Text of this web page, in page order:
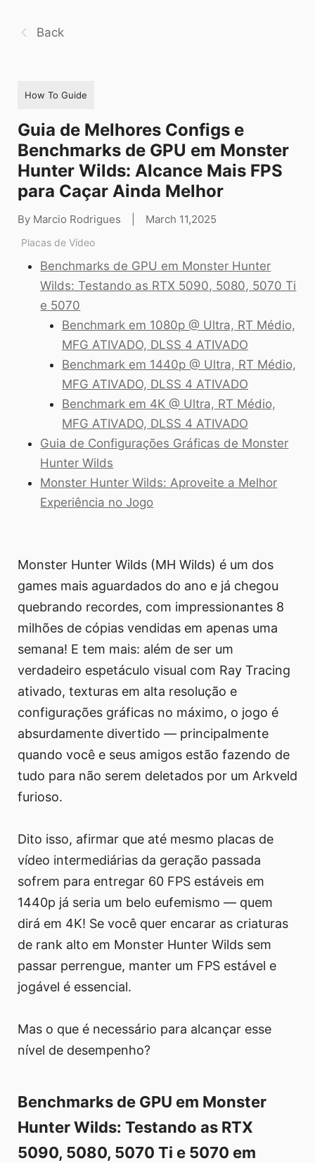
Back
How To Guide
Guia de Melhores Configs e
Benchmarks de GPU em Monster
Hunter Wilds: Alcance Mais FPS
para Caçar Ainda Melhor
By Marcio Rodrigues March 11,2025
Placas de Vídeo
Benchmarks de GPU em Monster Hunter
Wilds: Testando as RTX 5090, 5080, 5070 Ti
e 5070
Benchmark em 1080p @ Ultra, RT Médio,
MFG ATIVADO, DLSS 4 ATIVADO
Benchmark em 1440p @ Ultra, RT Médio,
MFG ATIVADO, DLSS 4 ATIVADO
Benchmark em 4K @ Ultra, RT Médio,
MFG ATIVADO, DLSS 4 ATIVADO
Guia de Configurações Gráficas de Monster
Hunter Wilds
Monster Hunter Wilds: Aproveite a Melhor
Experiência no Jogo
Monster Hunter Wilds (MH Wilds) é um dos
games mais aguardados do ano e já chegou
quebrando recordes, com impressionantes 8
milhões de cópias vendidas em apenas uma
semana! E tem mais: além de ser um
verdadeiro espetáculo visual com Ray Tracing
ativado, texturas em alta resolução e
configurações gráficas no máximo, o jogo é
absurdamente divertido — principalmente
quando você e seus amigos estão fazendo de
tudo para não serem deletados por um Arkveld
furioso.
Dito isso, afirmar que até mesmo placas de
vídeo intermediárias da geração passada
sofrem para entregar 60 FPS estáveis em
1440p já seria um belo eufemismo — quem
dirá em 4K! Se você quer encarar as criaturas
de rank alto em Monster Hunter Wilds sem
passar perrengue, manter um FPS estável e
jogável é essencial.
Mas o que é necessário para alcançar esse
nível de desempenho?
Benchmarks de GPU em Monster
Hunter Wilds: Testando as RTX
5090, 5080, 5070 Ti e 5070 em